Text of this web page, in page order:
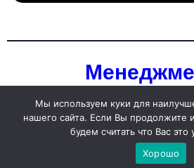
Copyright © All rights
Themeansar
Мы используем куки для
нашего сайта. Если Вы продолжите
будем считать что Вас это
Хорошо